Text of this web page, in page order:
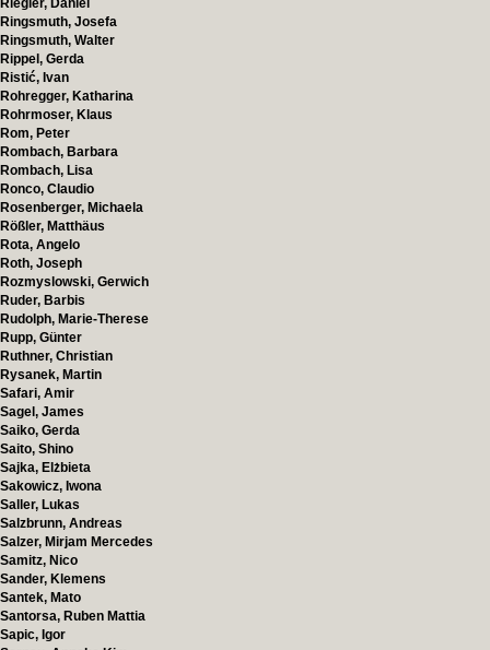
Riegler, Daniel
Ringsmuth, Josefa
Ringsmuth, Walter
Rippel, Gerda
Ristić, Ivan
Rohregger, Katharina
Rohrmoser, Klaus
Rom, Peter
Rombach, Barbara
Rombach, Lisa
Ronco, Claudio
Rosenberger, Michaela
Rößler, Matthäus
Rota, Angelo
Roth, Joseph
Rozmyslowski, Gerwich
Ruder, Barbis
Rudolph, Marie-Therese
Rupp, Günter
Ruthner, Christian
Rysanek, Martin
Safari, Amir
Sagel, James
Saiko, Gerda
Saito, Shino
Sajka, Elżbieta
Sakowicz, Iwona
Saller, Lukas
Salzbrunn, Andreas
Salzer, Mirjam Mercedes
Samitz, Nico
Sander, Klemens
Santek, Mato
Santorsa, Ruben Mattia
Sapic, Igor